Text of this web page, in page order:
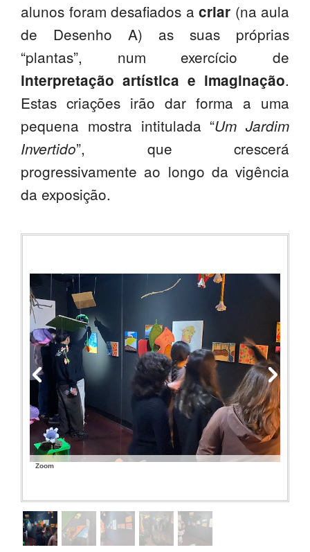
alunos foram desafiados a criar (na aula
de Desenho A) as suas próprias
“plantas”, num exercício de
interpretação artística e imaginação.
Estas criações irão dar forma a uma
pequena mostra intitulada “Um Jardim
Invertido”, que crescerá
progressivamente ao longo da vigência
da exposição.
Zoom